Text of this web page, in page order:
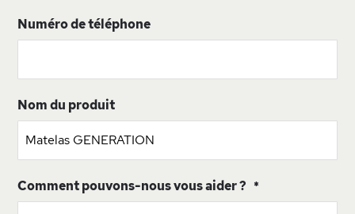
Numéro de téléphone
Nom du produit
Comment pouvons-nous vous aider ?